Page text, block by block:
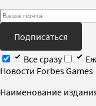
Подписаться
Все сразу
Новости Forbes Games
Наименование